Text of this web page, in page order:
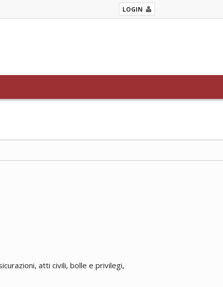
LOGIN
atti civili, bolle e privilegi,